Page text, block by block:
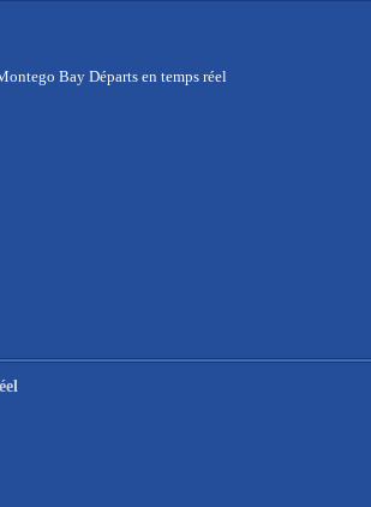
Bay Départs en temps réel